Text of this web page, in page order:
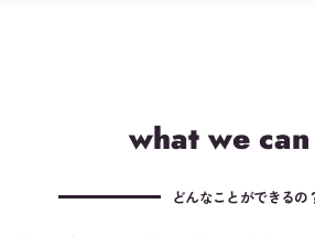
what we
どんなことができるの